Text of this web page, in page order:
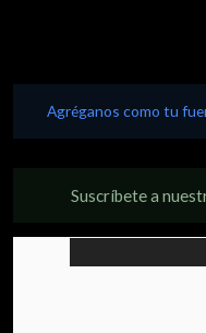
Agréganos como tu
Suscríbete a